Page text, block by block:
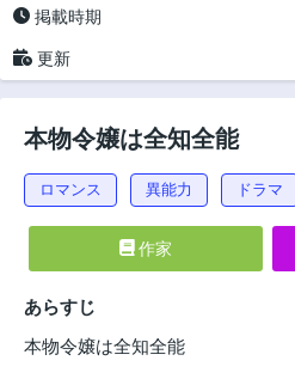
掲載時期
更新
本物令嬢は全知全能
ロマンス 異能力 ドラマ
作家
あらすじ
本物令嬢は全知全能